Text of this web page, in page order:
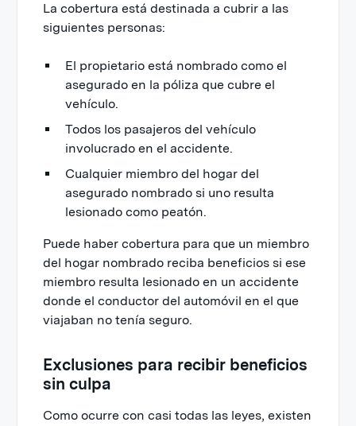
La cobertura está destinada a cubrir a las
siguientes personas:
El propietario está nombrado como el
asegurado en la póliza que cubre el
vehículo.
Todos los pasajeros del vehículo
involucrado en el accidente.
Cualquier miembro del hogar del
asegurado nombrado si uno resulta
lesionado como peatón.
Puede haber cobertura para que un miembro
del hogar nombrado reciba beneficios si ese
miembro resulta lesionado en un accidente
donde el conductor del automóvil en el que
viajaban no tenía seguro.
Exclusiones para recibir beneficios
sin culpa
Como ocurre con casi todas las leyes, existen